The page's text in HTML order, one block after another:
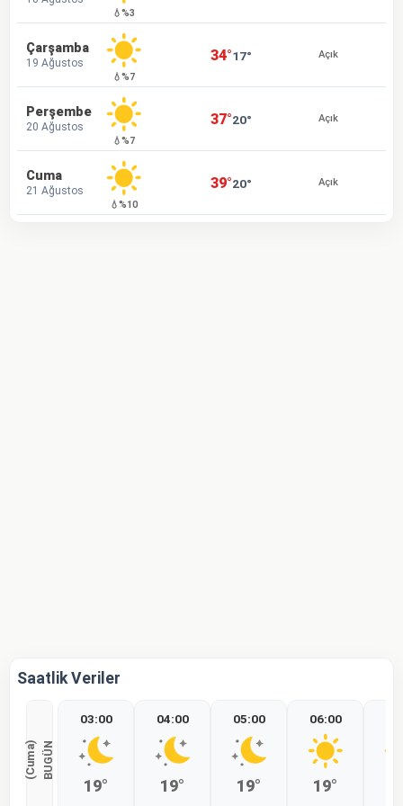
💧%3
Çarşamba
19 Ağustos
💧%7
34°17° Açık
Perşembe
20 Ağustos
💧%7
37°20° Açık
Cuma
21 Ağustos
💧%10
39°20° Açık
Saatlik Veriler
B
U
G
Ü
N
(
C
u
m
a
)
03:00
19°
04:00
19°
05:00
19°
06:00
19°